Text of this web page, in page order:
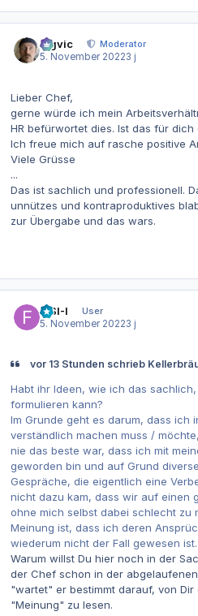
bigvic
Moderator
5. November 20223 j
Lieber Chef,
gerne würde ich mein
HR befürwortet dies. Ist das für
Ich freue mich auf rasche positive
Viele Grüsse
...
Das ist sachlich und professionell.
unnützes und kontraproduktives
zur Übergabe und das wars.
FISI-I
User
5. November 20223 j
vor 13 Stunden schrieb
Habt ihr Ideen, wie ich das
formulieren kann?
Im Grunde geht es darum, dass ich
verständlich machen muss /
nie das beste war, dass ich mit
geworden bin und auf Grund
Gespräche, die eigentlich eine
nicht dazu kam, dass wir auf einen
ohne mich selbst dabei schlecht zu
Meinung ist, dass ich deren
wiederum nicht der Fall gewesen ist.
Warum willst Du hier noch in der
der Chef schon in der
"wartet" er bestimmt darauf, von
"Meinung" zu lesen.